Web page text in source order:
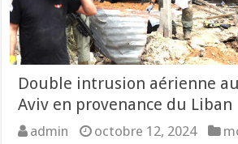
Double intrusion aérienne
Aviv en provenance du Liban
admin octobre 12, 2024